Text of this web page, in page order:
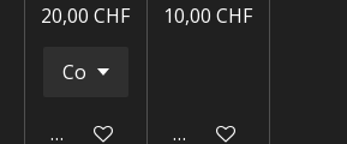
20,00 CHF
Ajouter au panier
10,00 CHF
Ajouter au panier